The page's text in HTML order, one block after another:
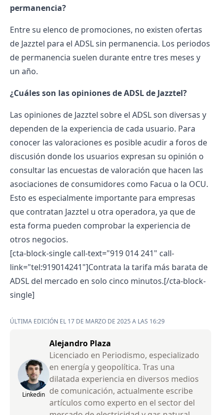
permanencia?
Entre su elenco de promociones, no existen ofertas
de Jazztel para el ADSL sin permanencia. Los periodos
de permanencia suelen durante entre tres meses y
un año.
¿Cuáles son las opiniones de ADSL de Jazztel?
Las opiniones de Jazztel sobre el ADSL son diversas y
dependen de la experiencia de cada usuario. Para
conocer las valoraciones es posible acudir a foros de
discusión donde los usuarios expresan su opinión o
consultar las encuestas de valoración que hacen las
asociaciones de consumidores como Facua o la OCU.
Esto es especialmente importante para empresas
que contratan Jazztel u otra operadora, ya que de
esta forma pueden comprobar la experiencia de
otros negocios.
[cta-block-single call-text="919 014 241" call-
link="tel:919014241"]Contrata la tarifa más barata de
ADSL del mercado en solo cinco minutos.[/cta-block-
single]
ÚLTIMA EDICIÓN EL 17 DE MARZO DE 2025 A LAS 16:29
Linkedin
Alejandro Plaza
Licenciado en Periodismo, especializado
en energía y geopolítica. Tras una
dilatada experiencia en diversos medios
de comunicación, actualmente escribe
artículos como experto en el sector del